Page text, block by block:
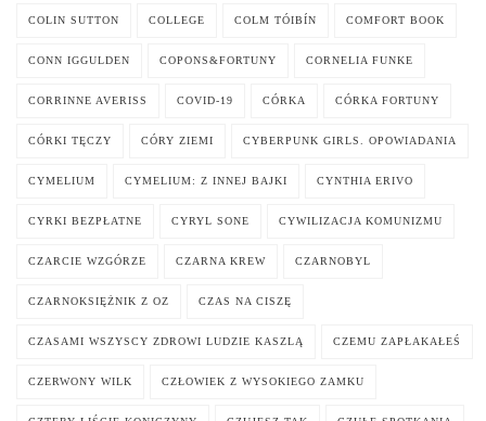
COLIN SUTTON COLLEGE COLM TÓIBÍN COMFORT BOOK
CONN IGGULDEN COPONS&FORTUNY CORNELIA FUNKE
CORRINNE AVERISS COVID-19 CÓRKA CÓRKA FORTUNY
CÓRKI TĘCZY CÓRY ZIEMI CYBERPUNK GIRLS. OPOWIADANIA
CYMELIUM CYMELIUM: Z INNEJ BAJKI CYNTHIA ERIVO
CYRKI BEZPŁATNE CYRYL SONE CYWILIZACJA KOMUNIZMU
CZARCIE WZGÓRZE CZARNA KREW CZARNOBYL
CZARNOKSIĘŻNIK Z OZ CZAS NA CISZĘ
CZASAMI WSZYSCY ZDROWI LUDZIE KASZLĄ CZEMU ZAPŁAKAŁEŚ
CZERWONY WILK CZŁOWIEK Z WYSOKIEGO ZAMKU